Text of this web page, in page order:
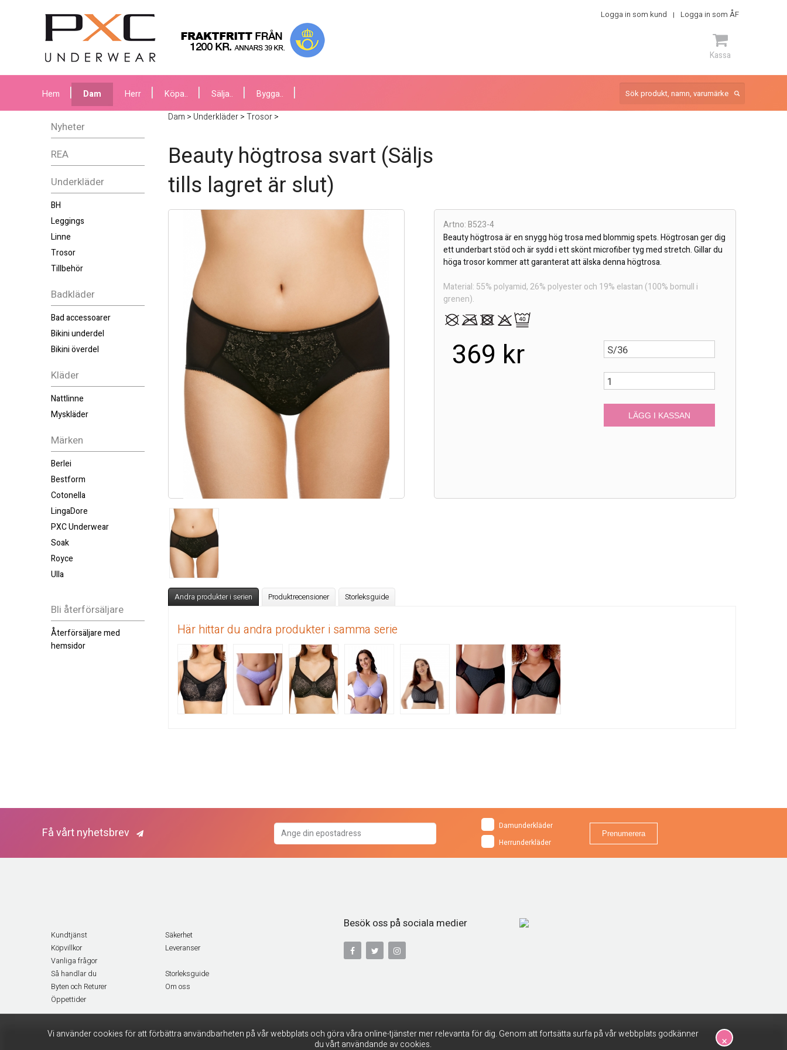
Vi använder cookies för att förbättra användbarheten på vår webbplats och göra våra online-tjänster mer relevanta för dig. Genom att fortsätta surfa på vår webbplats godkänner
du vårt användande av cookies.
×
Logga in som kund Logga in som ÅF
Kassa
ARTIKEL
Hem Dam Herr Köpa.. Sälja.. Bygga..
Nyheter
REA
Underkläder
BH
Leggings
Linne
Trosor
Tillbehör
Badkläder
Bad accessoarer
Bikini underdel
Bikini överdel
Kläder
Nattlinne
Myskläder
Märken
Berlei
Bestform
Cotonella
LingaDore
PXC Underwear
Soak
Royce
Ulla
Bli återförsäljare
Återförsäljare med
hemsidor
Dam > Underkläder>Trosor>
Beauty högtrosa svart (Säljs
tills lagret är slut)
Artno: B523-4
Beauty högtrosa är en snygg hög trosa med blommig spets. Högtrosan ger dig
ett underbart stöd och är sydd i ett skönt microfiber tyg med stretch. Gillar du
höga trosor kommer att garanterat att älska denna högtrosa.
Material: 55% polyamid, 26% polyester och 19% elastan (100% bomull i
grenen).
369 kr
Andra produkter i serien Produktrecensioner Storleksguide
Här hittar du andra produkter i samma serie
Få vårt nyhetsbrev
Damunderkläder
Herrunderkläder
Kundtjänst
Säkerhet
Köpvillkor
Leveranser
Vanliga frågor
Så handlar du
Storleksguide
Byten och Returer
Om oss
Öppettider
Besök oss på sociala medier